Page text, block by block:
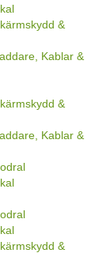
&
Kablar &
&
Kablar &
&